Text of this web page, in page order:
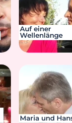
Auf einer
Wellenlänge
Maria und